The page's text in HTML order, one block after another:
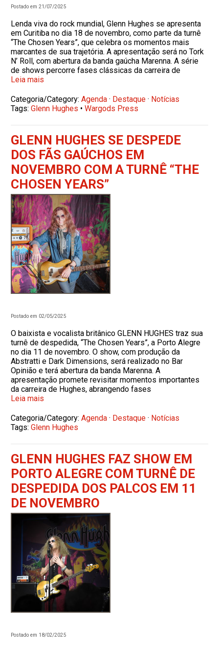
Postado em 21/07/2025
Lenda viva do rock mundial, Glenn Hughes se apresenta
em Curitiba no dia 18 de novembro, como parte da turnê
“The Chosen Years”, que celebra os momentos mais
marcantes de sua trajetória. A apresentação será no Tork
N’ Roll, com abertura da banda gaúcha Marenna. A série
de shows percorre fases clássicas da carreira de
Leia mais
Categoria/Category:Agenda · Destaque · Notícias
Tags:Glenn Hughes •Wargods Press
GLENN HUGHES SE DESPEDE
DOS FÃS GAÚCHOS EM
NOVEMBRO COM A TURNÊ “THE
CHOSEN YEARS”
Postado em 02/05/2025
O baixista e vocalista britânico GLENN HUGHES traz sua
turnê de despedida, “The Chosen Years”, a Porto Alegre
no dia 11 de novembro. O show, com produção da
Abstratti e Dark Dimensions, será realizado no Bar
Opinião e terá abertura da banda Marenna. A
apresentação promete revisitar momentos importantes
da carreira de Hughes, abrangendo fases
Leia mais
Categoria/Category:Agenda · Destaque · Notícias
Tags:Glenn Hughes
GLENN HUGHES FAZ SHOW EM
PORTO ALEGRE COM TURNÊ DE
DESPEDIDA DOS PALCOS EM 11
DE NOVEMBRO
Postado em 18/02/2025